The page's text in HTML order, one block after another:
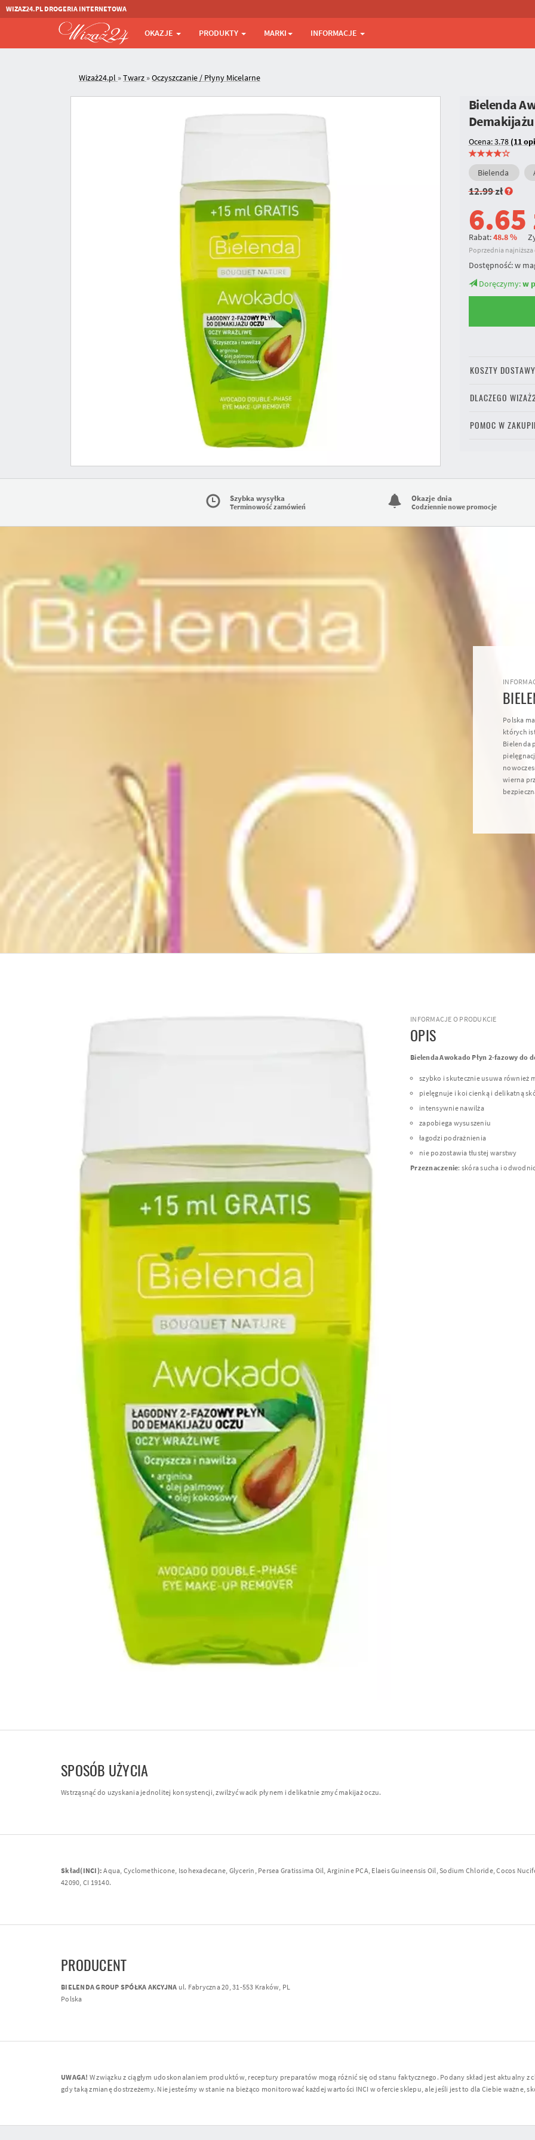
WIZAZ24.PL DROGERIA INTERNETOWA
OKAZJE PRODUKTY MARKI INFORMACJE
Wizaż24.pl »Twarz »Oczyszczanie / Płyny Micelarne
Bielenda
Ocena: 3.78 (11
Bielenda
12.99zł
6.65
Rabat:48.8 %
Poprzednia najniższa
Dostępność:w
Doręczymy:w
KOSZTY DOSTAWY
DLACZEGO
POMOC W
Szybka wysyłka
Terminowość zamówień
Okazje dnia
Codziennie nowe promocje
Polska
których
Bielenda
wierna
INFORMACJE O PRODUKCIE
OPIS
Bielenda Awokado Płyn 2-fazowy do
szybko i skutecznie usuwa również
pielęgnuje i koi cienką i delikatną
intensywnie nawilża
zapobiega wysuszeniu
łagodzi podrażnienia
nie pozostawia tłustej warstwy
Przeznaczenie: skóra sucha i
SPOSÓB UŻYCIA
Wstrząsnąć do uzyskania jednolitej konsystencji, zwilżyć wacik płynem i delikatnie zmyć makijaż oczu.
Skład(INCI): Aqua, Cyclomethicone, Isohexadecane, Glycerin, Persea Gratissima Oil, Arginine PCA, Elaeis Guineensis Oil, Sodium Chloride, Cocos
42090, CI 19140.
PRODUCENT
BIELENDA GROUP SPÓŁKA AKCYJNA ul. Fabryczna 20, 31-553 Kraków, PL
Polska
UWAGA! W związku z ciągłym udoskonalaniem produktów, receptury preparatów mogą różnić się od stanu faktycznego. Podany skład jest aktualny
gdy taką zmianę dostrzeżemy. Nie jesteśmy w stanie na bieżąco monitorować każdej wartości INCI w ofercie sklepu, ale jeśli jest to dla Ciebie ważne,